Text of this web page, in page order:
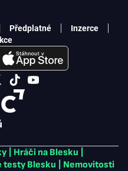
Hráči na Blesku
testy Blesku
Nemovitosti
Předplatné
Inzerce